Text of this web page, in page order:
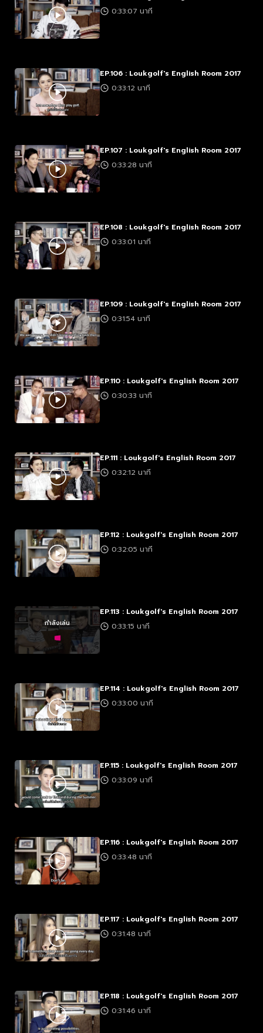
0:33:07 นาที
EP.106 : Loukgolf's English Room 2017
0:33:12 นาที
EP.107 : Loukgolf's English Room 2017
0:33:28 นาที
EP.108 : Loukgolf's English Room 2017
0:33:01 นาที
EP.109 : Loukgolf's English Room 2017
0:31:54 นาที
EP.110 : Loukgolf's English Room 2017
0:30:33 นาที
EP.111 : Loukgolf's English Room 2017
0:32:12 นาที
EP.112 : Loukgolf's English Room 2017
0:32:05 นาที
กำลังเล่น
EP.113 : Loukgolf's English Room 2017
0:33:15 นาที
EP.114 : Loukgolf's English Room 2017
0:33:00 นาที
EP.115 : Loukgolf's English Room 2017
0:33:09 นาที
EP.116 : Loukgolf's English Room 2017
0:33:48 นาที
EP.117 : Loukgolf's English Room 2017
0:31:48 นาที
EP.118 : Loukgolf's English Room 2017
0:31:46 นาที